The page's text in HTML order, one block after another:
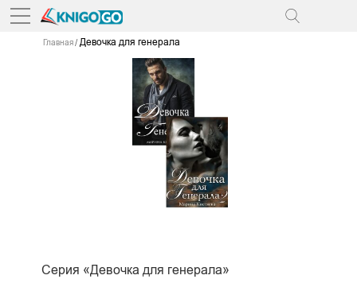
Главная Девочка для генерала
Серия «Девочка для генерала»